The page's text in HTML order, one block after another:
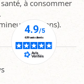
à consommer
(-18 ans).